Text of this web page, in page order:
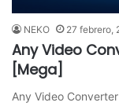
NEKO 27 febrero,
Any Video
[Mega]
Any Video